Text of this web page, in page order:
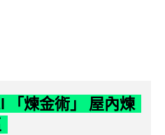
「煉金術」 屋內煉